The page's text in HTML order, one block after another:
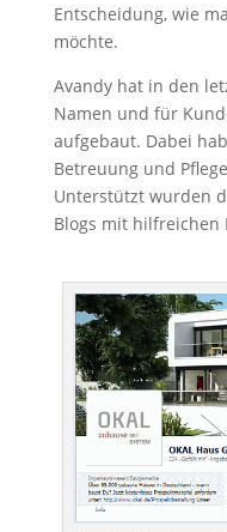
Entscheidung, wie
möchte.
Avandy hat in den
Namen und für
aufgebaut. Dabei
Betreuung und
Unterstützt wurden
Blogs mit hilfreichen